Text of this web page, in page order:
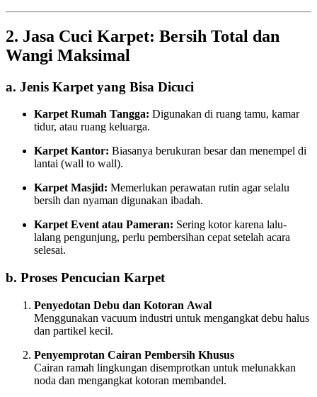
2. Jasa Cuci Karpet: Bersih Total dan
Wangi Maksimal
a. Jenis Karpet yang Bisa Dicuci
Karpet Rumah Tangga: Digunakan di ruang tamu, kamar
tidur, atau ruang keluarga.
Karpet Kantor: Biasanya berukuran besar dan menempel di
lantai (wall to wall).
Karpet Masjid: Memerlukan perawatan rutin agar selalu
bersih dan nyaman digunakan ibadah.
Karpet Event atau Pameran: Sering kotor karena lalu-
lalang pengunjung, perlu pembersihan cepat setelah acara
selesai.
b. Proses Pencucian Karpet
Penyedotan Debu dan Kotoran Awal
Menggunakan vacuum industri untuk mengangkat debu halus
dan partikel kecil.
Penyemprotan Cairan Pembersih Khusus
Cairan ramah lingkungan disemprotkan untuk melunakkan
noda dan mengangkat kotoran membandel.